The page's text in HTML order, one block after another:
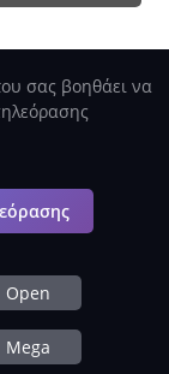
σας βοηθάει να
Open
Mega